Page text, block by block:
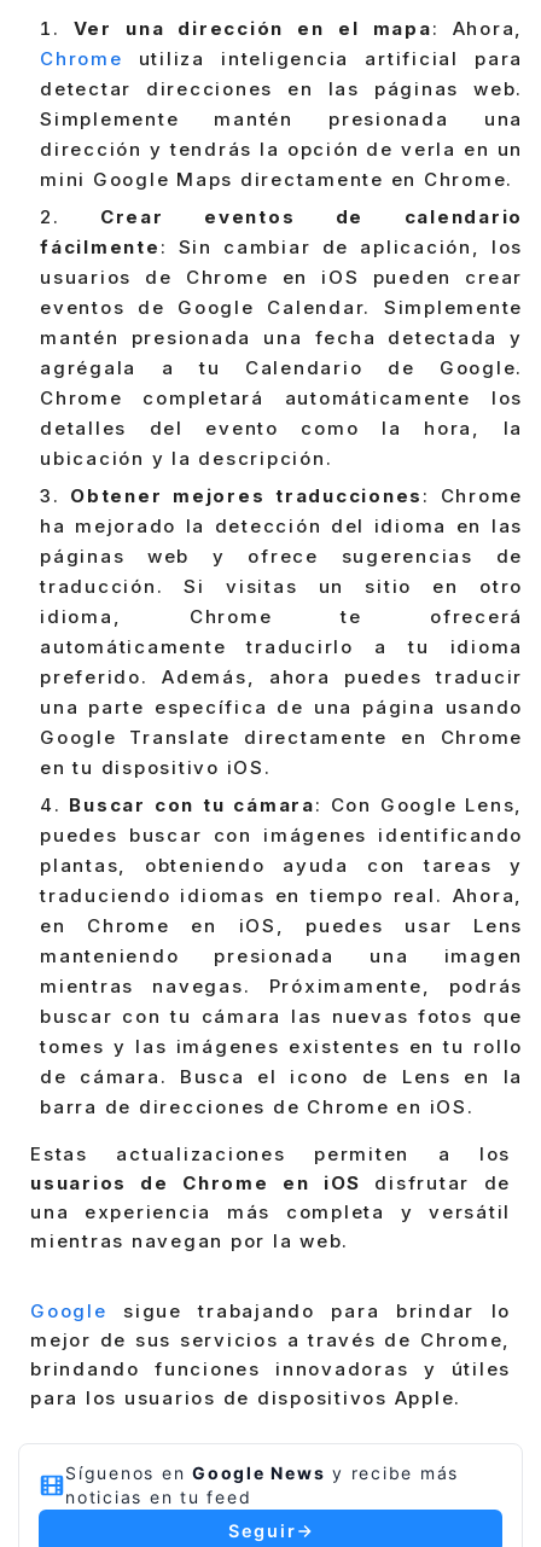
Ver una dirección en el mapa: Ahora,
Chrome utiliza inteligencia artificial para
detectar direcciones en las páginas web.
Simplemente mantén presionada una
dirección y tendrás la opción de verla en un
mini Google Maps directamente en Chrome.
Crear eventos de calendario
fácilmente : Sin cambiar de aplicación, los
usuarios de Chrome en iOS pueden crear
eventos de Google Calendar. Simplemente
mantén presionada una fecha detectada y
agrégala a tu Calendario de Google.
Chrome completará automáticamente los
detalles del evento como la hora, la
ubicación y la descripción.
Obtener mejores traducciones : Chrome
ha mejorado la detección del idioma en las
páginas web y ofrece sugerencias de
traducción. Si visitas un sitio en otro
idioma, Chrome te ofrecerá
automáticamente traducirlo a tu idioma
preferido. Además, ahora puedes traducir
una parte específica de una página usando
Google Translate directamente en Chrome
en tu dispositivo iOS.
Buscar con tu cámara: Con Google Lens,
puedes buscar con imágenes identificando
plantas, obteniendo ayuda con tareas y
traduciendo idiomas en tiempo real. Ahora,
en Chrome en iOS, puedes usar Lens
manteniendo presionada una imagen
mientras navegas. Próximamente, podrás
buscar con tu cámara las nuevas fotos que
tomes y las imágenes existentes en tu rollo
de cámara. Busca el icono de Lens en la
barra de direcciones de Chrome en iOS.
Estas actualizaciones permiten a los
usuarios de Chrome en iOS
disfrutar de
una experiencia más completa y versátil
mientras navegan por la web.
Google sigue trabajando para brindar lo
mejor de sus servicios a través de Chrome,
brindando funciones innovadoras y útiles
para los usuarios de dispositivos Apple.
Síguenos en Google News y recibe más
noticias en tu feed
Seguir